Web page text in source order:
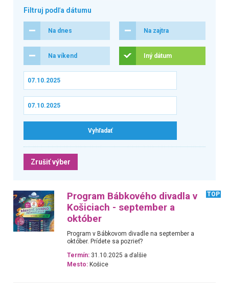
Filtruj podľa dátumu
Na dnes Na zajtra
Na víkend Iný dátum
Zrušiť výber
Program Bábkového divadla v
Košiciach - september a
október
TOP
Program v Bábkovom divadle na september a
október. Prídete sa pozrieť?
Termín: 31.10.2025 a ďalšie
Mesto: Košice